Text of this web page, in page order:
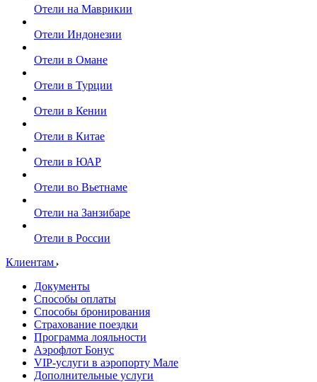
Отели на Маврикии
Отели Индонезии
Отели в Омане
Отели в Турции
Отели в Кении
Отели в Китае
Отели в ЮАР
Отели во Вьетнаме
Отели на Занзибаре
Отели в России
Клиентам
Документы
Способы оплаты
Способы бронирования
Страхование поездки
Программа лояльности
Аэрофлот Бонус
VIP-услуги в аэропорту Мале
Дополнительные услуги